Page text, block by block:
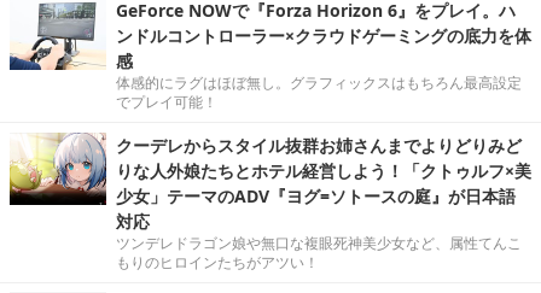
GeForce NOWで『Forza Horizon 6』をプレイ。ハ
ンドルコントローラー×クラウドゲーミングの底力を体
感
体感的にラグはほぼ無し。グラフィックスはもちろん最高設定
でプレイ可能！
クーデレからスタイル抜群お姉さんまでよりどりみど
りな人外娘たちとホテル経営しよう！「クトゥルフ×美
少女」テーマのADV『ヨグ=ソトースの庭』が日本語
対応
ツンデレドラゴン娘や無口な複眼死神美少女など、属性てんこ
もりのヒロインたちがアツい！